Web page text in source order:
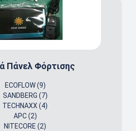
Πάνελ Φόρτισης
ECOFLOW (9)
SANDBERG (7)
TECHNAXX (4)
APC (2)
NITECORE (2)